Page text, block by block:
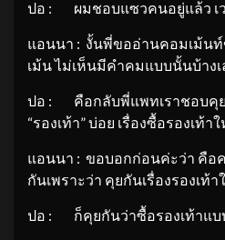
ปอ : ผมชอบแซวคนอยู่แล้ว เ
แอนนา : งั้นพี่ขออ่านคอมเม้น
เม้น ไม่เห็นมีคำคมแบบนั้นบ้างเ
ปอ : คือกลับพี่แพทเราชอบคุย
“รองเท้า” บ่อย เรื่องซื้อรองเท้
แอนนา : ขอบอกก่อนค่ะว่า คือ
กันเพราะว่า คุยกันเรื่องรองเท้า
ปอ : ก็คุยกันว่าซื้อรองเท้าแบ